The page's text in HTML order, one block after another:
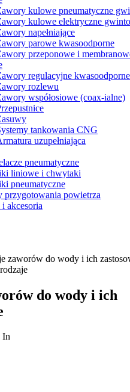
kulowe pneumatyczne
kulowe elektryczne
napełniające
parowe kwasoodporne
przeponowe i
regulacyjne kwasoodporne
rozlewu
współosiowe (coax-ialne)
tankowania CNG
uzupełniająca
pneumatyczne
liniowe i chwytaki
pneumatyczne
przygotowania powietrza
i akcesoria
zaworów do wody i ich
do wody i ich
In